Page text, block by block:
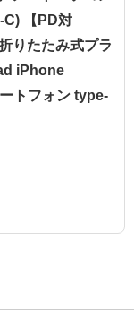
C) 【PD対
りたたみ式プラ
iPhone
トフォン type-